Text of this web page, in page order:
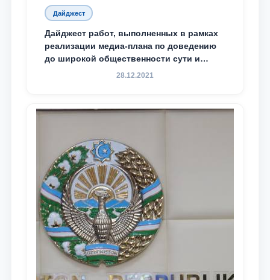
Дайджест
Дайджест работ, выполненных в рамках
реализации медиа-плана по доведению
до широкой общественности сути и
содержания задач, определённых в
Мажлису и народу Узбекистана
28.12.2021